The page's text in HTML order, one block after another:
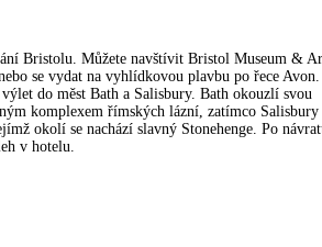
Bristolu. Můžete navštívit Bristol Museum &
se vydat na vyhlídkovou plavbu po řece
do měst Bath a Salisbury. Bath okouzlí svou
komplexem římských lázní, zatímco Salisbury
okolí se nachází slavný Stonehenge. Po
v hotelu.